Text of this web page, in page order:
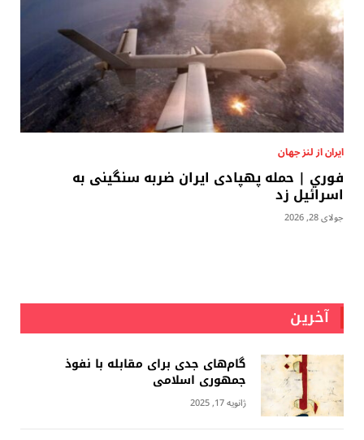
ایران از لنز جهان
فوري | حمله پهپادی ایران ضربه سنگینی به
اسرائیل زد
جولای 28, 2026
آخرین
گام‌های جدی برای مقابله با نفوذ
جمهوری اسلامى
ژانویه 17, 2025